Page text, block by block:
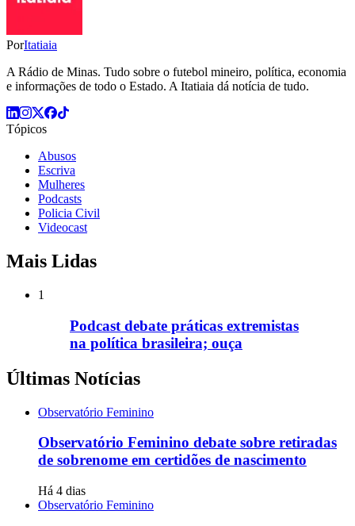
PorItatiaia
A Rádio de Minas. Tudo sobre o futebol mineiro, política, economia
e informações de todo o Estado. A Itatiaia dá notícia de tudo.
Tópicos
Abusos
Escriva
Mulheres
Podcasts
Policia Civil
Videocast
Mais Lidas
1
Podcast debate práticas extremistas
na política brasileira; ouça
Últimas Notícias
Observatório Feminino
Observatório Feminino debate sobre retiradas
de sobrenome em certidões de nascimento
Há 4 dias
Observatório Feminino